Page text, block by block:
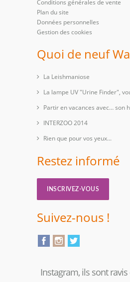
Conditions générales de vente
Plan du site
Données personnelles
Gestion des cookies
Quoi de neuf
La Leishmaniose
La lampe UV "Urine Finder",
Partir en vacances avec… son
INTERZOO 2014
Rien que pour vos yeux...
Restez informé
INSCRIVEZ-VOUS
Suivez-nous !
Instagram, ils sont